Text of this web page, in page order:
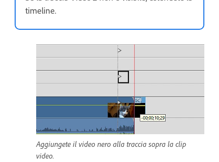
timeline.
Aggiungete il video nero alla traccia sopra la clip
video.